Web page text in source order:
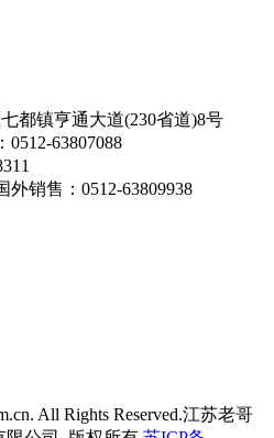
都镇亨通大道(230省道)8号
0512-63807088
外销售：0512-63809938
All Rights Reserved.江苏老哥